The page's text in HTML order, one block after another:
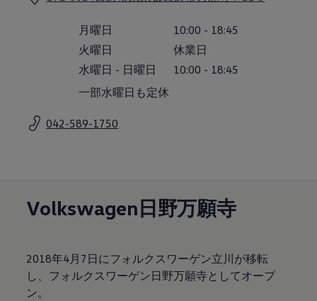
Match Maker 登録・ログイン
補助金・エコカー優遇制度
ID.4
Golf
Golf Variant
ID. Buzz
サービスと純正部品
フォルクスワーゲン純正部品のメリット
路上故障に関するサポート
フォルクスワーゲンサービス
アクセサリー
Drive Recorder
お客様情報
リサイクルへの取組み
042-589-1750
月曜日 10:00 - 18:45
火曜日
休業日
水曜日 - 日曜日 10:00 - 18:45
一部水曜日も定休
Volkswagen日野万願寺
2018年4月7日にフォルクスワーゲン立川が移転
し、フォルクスワーゲン日野万願寺としてオープ
ン。